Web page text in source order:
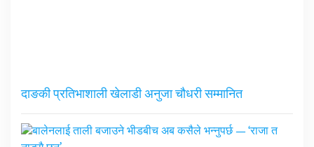
दाङकी प्रतिभाशाली खेलाडी अनुजा चौधरी सम्मानित